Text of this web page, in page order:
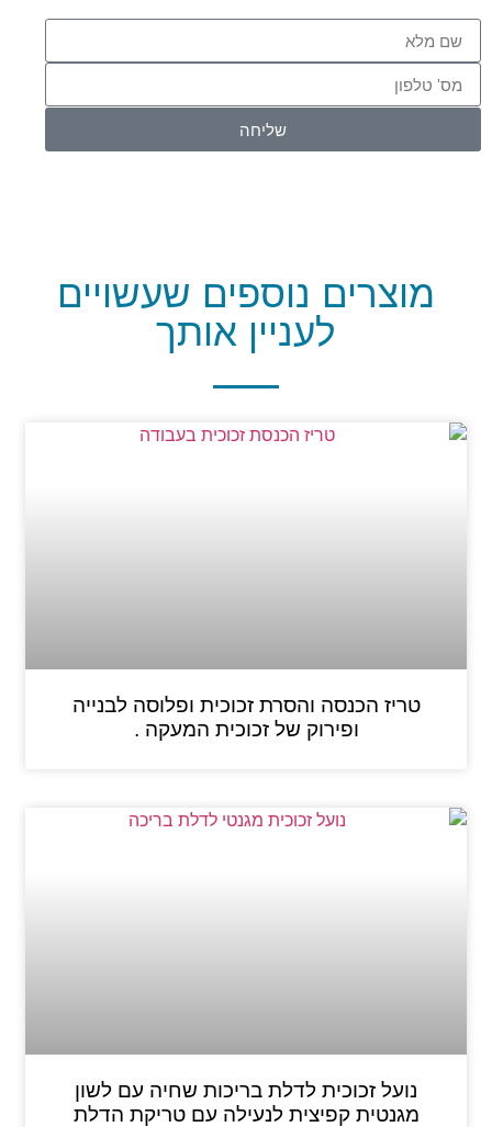
שליחה
מוצרים נוספים שעשויים
לעניין אותך
טריז הכנסה והסרת זכוכית ופלוסה לבנייה
ופירוק של זכוכית המעקה .
נועל זכוכית לדלת בריכות שחיה עם לשון
מגנטית קפיצית לנעילה עם טריקת הדלת